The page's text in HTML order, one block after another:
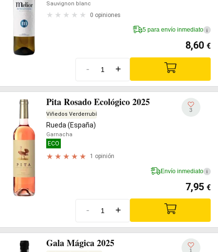
Sauvignon blanc
0 opiniones
5 para envío inmediato i
8,60 €
- +
Pita Rosado Ecológico 2025
Viñedos Verderrubí
Rueda (España)
Garnacha
ECO
1 opinión
3
Envío inmediato i
7,95 €
- +
Gala Mágica 2025
1